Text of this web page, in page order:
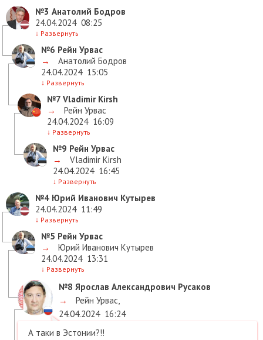
№3 Анатолий Бодров
24.04.2024 08:25
↓ Развернуть
№6 Рейн Урвас
→
Анатолий Бодров
24.04.2024 15:05
↓ Развернуть
№7 Vladimir Kirsh
→
Рейн Урвас
24.04.2024 16:09
↓ Развернуть
№9 Рейн Урвас
→
Vladimir Kirsh
24.04.2024 16:45
↓ Развернуть
№4 Юрий Иванович Кутырев
24.04.2024 11:49
↓ Развернуть
№5 Рейн Урвас
→
Юрий Иванович Кутырев
24.04.2024 13:31
↓ Развернуть
№8 Ярослав Александрович Русаков
→
Рейн Урвас
24.04.2024 16:24
А таки в Эстонии?!!